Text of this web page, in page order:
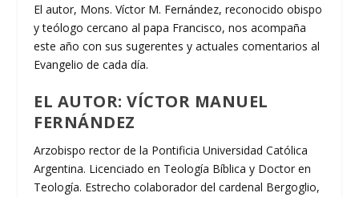
El autor, Mons. Víctor M. Fernández, reconocido obispo
y teólogo cercano al papa Francisco, nos acompaña
este año con sus sugerentes y actuales comentarios al
Evangelio de cada día.
EL AUTOR: VÍCTOR MANUEL
FERNÁNDEZ
Arzobispo rector de la Pontificia Universidad Católica
Argentina. Licenciado en Teología Bíblica y Doctor en
Teología. Estrecho colaborador del cardenal Bergoglio,